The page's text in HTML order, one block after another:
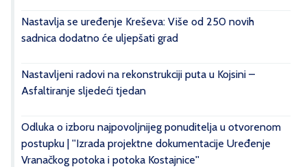
Nastavlja se uređenje Kreševa: Više od 250 novih
sadnica dodatno će uljepšati grad
Nastavljeni radovi na rekonstrukciji puta u Kojsini –
Asfaltiranje sljedeći tjedan
Odluka o izboru najpovoljnijeg ponuditelja u otvorenom
postupku | ''Izrada projektne dokumentacije Uređenje
Vranačkog potoka i potoka Kostajnice''